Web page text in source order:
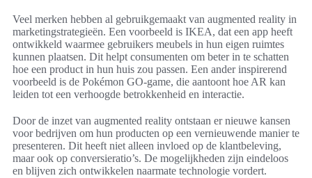
Veel merken hebben al gebruikgemaakt van augmented reality in
marketingstrategieën. Een voorbeeld is IKEA, dat een app heeft
ontwikkeld waarmee gebruikers meubels in hun eigen ruimtes
kunnen plaatsen. Dit helpt consumenten om beter in te schatten
hoe een product in hun huis zou passen. Een ander inspirerend
voorbeeld is de Pokémon GO-game, die aantoont hoe AR kan
leiden tot een verhoogde betrokkenheid en interactie.
Door de inzet van augmented reality ontstaan er nieuwe kansen
voor bedrijven om hun producten op een vernieuwende manier te
presenteren. Dit heeft niet alleen invloed op de klantbeleving,
maar ook op conversieratio’s. De mogelijkheden zijn eindeloos
en blijven zich ontwikkelen naarmate technologie vordert.